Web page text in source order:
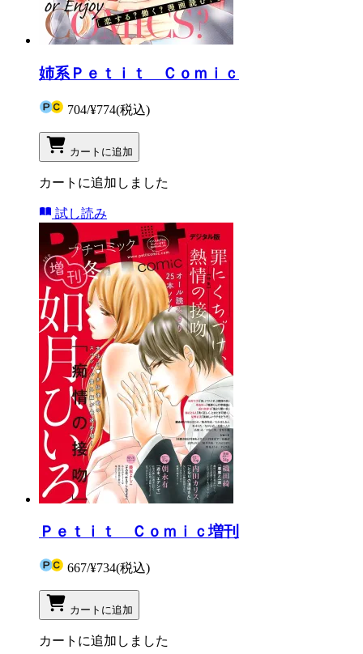
姉系Ｐｅｔｉｔ Ｃｏｍｉｃ
704/¥774(税込)
カートに追加
カートに追加しました
試し読み
Ｐｅｔｉｔ Ｃｏｍｉｃ増刊
667/¥734(税込)
カートに追加
カートに追加しました